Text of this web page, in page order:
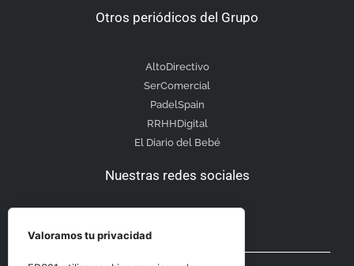
Otros periódicos del Grupo
AltoDirectivo
SerComercial
PadelSpain
RRHHDigital
El Diario del Bebé
Nuestras redes sociales
Valoramos tu privacidad